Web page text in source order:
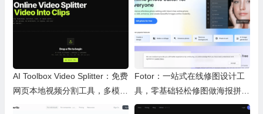
AI Toolbox Video Splitter：免费
网页本地视频分割工具，多模式
裁切高清视频且保护隐私
Fotor：一站式在线修图设计工
具，零基础轻松修图做海报拼图
文创内容